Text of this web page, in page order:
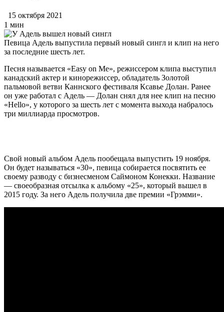
15 октября 2021
1 мин
Певица Адель выпустила первый новый сингл и клип на него
за последние шесть лет.
Песня называется «Easy on Me», режиссером клипа выступил
канадский актер и кинорежиссер, обладатель Золотой
пальмовой ветви Каннского фестиваля Ксавье Долан. Ранее
он уже работал с Адель — Долан снял для нее клип на песню
«Hello», у которого за шесть лет с момента выхода набралось
три миллиарда просмотров.
Свой новый альбом Адель пообещала выпустить 19 ноября.
Он будет называться «30», певица собирается посвятить ее
своему разводу с бизнесменом Саймоном Конекки. Название
— своеобразная отсылка к альбому «25», который вышел в
2015 году. За него Адель получила две премии «Грэмми».